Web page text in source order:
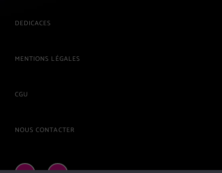
DEDICACES
MENTIONS LÉGALES
CGU
NOUS CONTACTER